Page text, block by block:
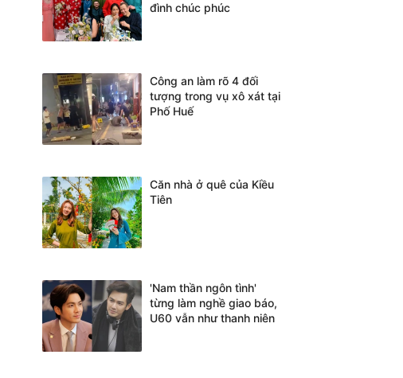
đình chúc phúc
Công an làm rõ 4 đối
tượng trong vụ xô xát tại
Phố Huế
Căn nhà ở quê của Kiều
Tiên
'Nam thần ngôn tình'
từng làm nghề giao báo,
U60 vẫn như thanh niên